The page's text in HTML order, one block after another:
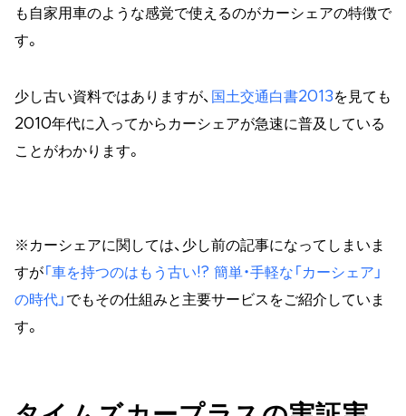
も自家用車のような感覚で使えるのがカーシェアの特徴で
す。
少し古い資料ではありますが、 国土交通白書2013を見ても
2010年代に入ってからカーシェアが急速に普及している
ことがわかります。
※カーシェアに関しては、少し前の記事になってしまいま
すが「車を持つのはもう古い!? 簡単・手軽な「カーシェア」
の時代」 でもその仕組みと主要サービスをご紹介していま
す。